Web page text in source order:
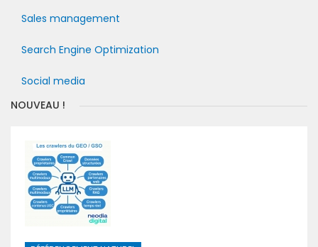
Sales management
Search Engine Optimization
Social media
NOUVEAU !